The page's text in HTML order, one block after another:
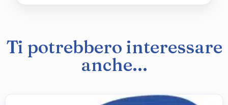
Ti potrebbero interessare
anche...